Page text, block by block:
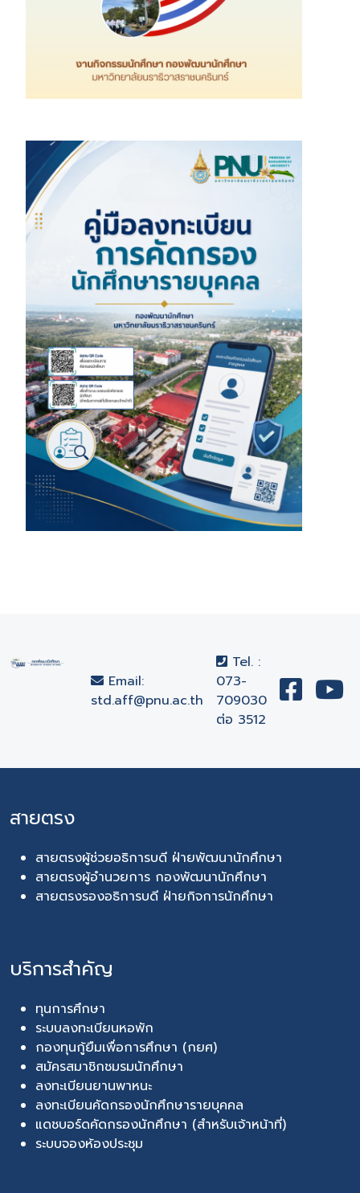
Email:
std.aff@pnu.ac.th
Tel. :
073-
709030
ต่อ 3512
สายตรง
สายตรงผู้ช่วยอธิการบดี ฝ่ายพัฒนานักศึกษา
สายตรงผู้อำนวยการ กองพัฒนานักศึกษา
สายตรงรองอธิการบดี ฝ่ายกิจการนักศึกษา
บริการสำคัญ
ทุนการศึกษา
ระบบลงทะเบียนหอพัก
กองทุนกู้ยืมเพื่อการศึกษา (กยศ)
สมัครสมาชิกชมรมนักศึกษา
ลงทะเบียนยานพาหนะ
ลงทะเบียนคัดกรองนักศึกษารายบุคคล
แดชบอร์ดคัดกรองนักศึกษา (สำหรับเจ้าหน้าที่)
ระบบจองห้องประชุม